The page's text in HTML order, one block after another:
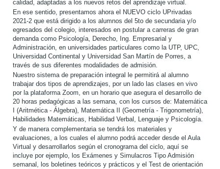
calidad, adaptadas a los nuevos retos del aprendizaje virtual.
En ese sentido, presentamos ahora el NUEVO ciclo UPrivadas
2021-2 que está dirigido a los alumnos del 5to de secundaria y/o
egresados del colegio, interesados en postular a carreras de gran
demanda como Psicología, Derecho, Ing. Empresarial y
Administración, en universidades particulares como la UTP, UPC,
Universidad Continental y Universidad San Martín de Porres, a
través de sus diferentes modalidades de admisión.
Nuestro sistema de preparación integral le permitirá al alumno
trabajar dos tipos de aprendizajes, por un lado las clases en vivo
por la plataforma Zoom, en un horario que asegura el desarrollo de
20 horas pedagógicas a las semana, con los cursos de: Matemática
I (Aritmética - Álgebra), Matemática II (Geometría - Trigonometría),
Habilidades Matemáticas, Habilidad Verbal, Lenguaje y Psicología.
Y de manera complementaria se tendrá los materiales y
evaluaciones, a los cuales el alumno podrá acceder desde el Aula
Virtual y desarrollarlos según el cronograma del ciclo, aquí se
incluye por ejemplo, los Exámenes y Simulacros Tipo Admisión
semanal, los boletines teóricos y prácticos y el Test de orientación